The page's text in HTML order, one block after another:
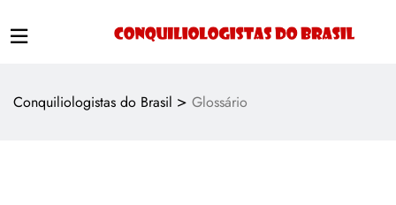
Conquiliologistas do Brasil > Glossário